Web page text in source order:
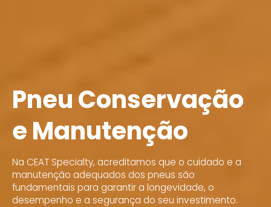
Na CEAT Specialty, acreditamos que o cuidado e a
manutenção adequados dos pneus são
fundamentais para garantir a longevidade, o
desempenho e a segurança do seu investimento.
Pneu Conservação
e Manutenção